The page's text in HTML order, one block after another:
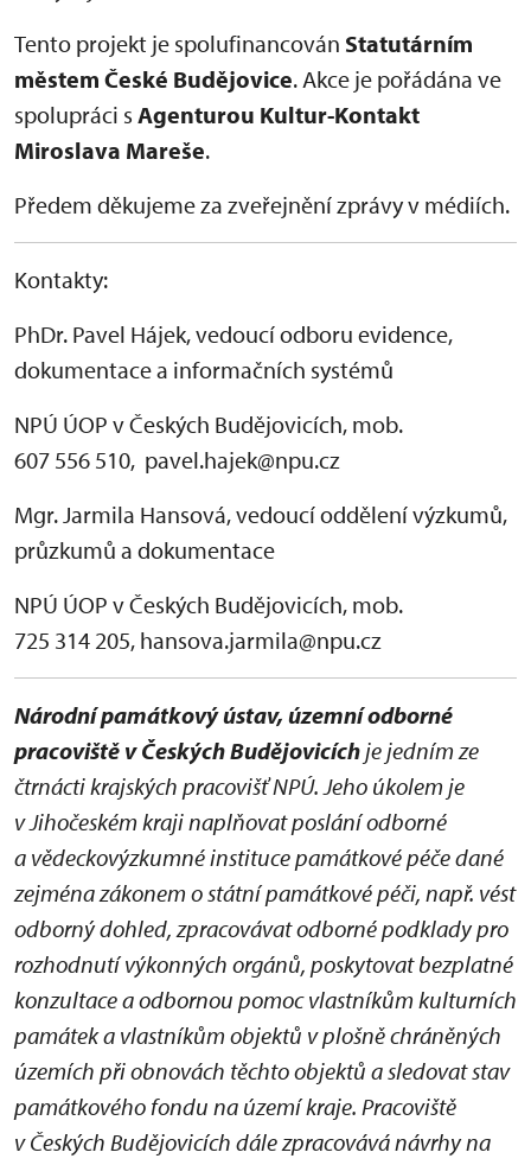
Tento projekt je spolufinancován Statutárním
městem České Budějovice. Akce je pořádána ve
spolupráci s Agenturou Kultur-Kontakt
Miroslava Mareše.
Předem děkujeme za zveřejnění zprávy v médiích.
Kontakty:
PhDr. Pavel Hájek, vedoucí odboru evidence,
dokumentace a informačních systémů
NPÚ ÚOP v Českých Budějovicích, mob.
607 556 510, pavel.hajek@npu.cz
Mgr. Jarmila Hansová, vedoucí oddělení výzkumů,
průzkumů a dokumentace
NPÚ ÚOP v Českých Budějovicích, mob.
725 314 205, hansova.jarmila@npu.cz
Národní památkový ústav, územní odborné
pracoviště v Českých Budějovicíchje jedním ze
čtrnácti krajských pracovišť NPÚ. Jeho úkolem je
v Jihočeském kraji naplňovat poslání odborné
a vědeckovýzkumné instituce památkové péče dané
zejména zákonem o státní památkové péči, např. vést
odborný dohled, zpracovávat odborné podklady pro
rozhodnutí výkonných orgánů, poskytovat bezplatné
konzultace a odbornou pomoc vlastníkům kulturních
památek a vlastníkům objektů v plošně chráněných
územích při obnovách těchto objektů a sledovat stav
památkového fondu na území kraje. Pracoviště
v Českých Budějovicích dále zpracovává návrhy na